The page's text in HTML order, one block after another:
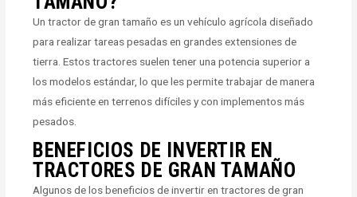
Un tractor de gran tamaño es un vehículo agrícola diseñado
para realizar tareas pesadas en grandes extensiones de
tierra. Estos tractores suelen tener una potencia superior a
los modelos estándar, lo que les permite trabajar de manera
más eficiente en terrenos difíciles y con implementos más
pesados.
BENEFICIOS DE INVERTIR EN
TRACTORES DE GRAN TAMAÑO
Algunos de los beneficios de invertir en tractores de gran